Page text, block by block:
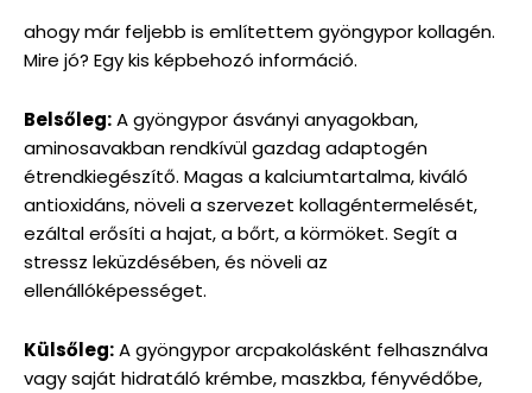
ahogy már feljebb is említettem gyöngypor kollagén.
Mire jó? Egy kis képbehozó információ.
Belsőleg:A gyöngypor ásványi anyagokban,
aminosavakban rendkívül gazdag adaptogén
étrendkiegészítő. Magas a kalciumtartalma, kiváló
antioxidáns, növeli a szervezet kollagéntermelését,
ezáltal erősíti a hajat, a bőrt, a körmöket. Segít a
stressz leküzdésében, és növeli az
ellenállóképességet.
Külsőleg:A gyöngypor arcpakolásként felhasználva
vagy saját hidratáló krémbe, maszkba, fényvédőbe,